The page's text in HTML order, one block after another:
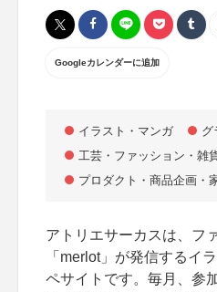
Googleカレンダーに追加
イラスト・マンガ
グ
工芸・ファッション・雑
プロダクト・商品企画・
アトリエサーカスは、フ
「merlot」が発信するイ
ペサイトです。毎月、参